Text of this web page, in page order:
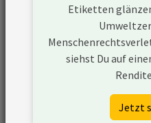
https://
lang=en
Konflikte
Im
Etiketten
siehst Du auf
Jetzt